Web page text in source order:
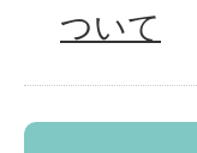
ついて